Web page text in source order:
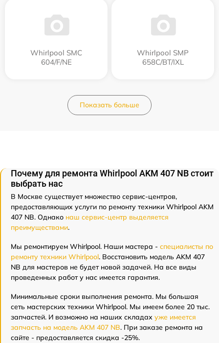
Whirlpool SMC
604/F/NE
Whirlpool SMP
658C/BT/IXL
Показать больше
Почему для ремонта Whirlpool AKM 407 NB стоит
выбрать нас
В Москве существует множество сервис-центров,
предоставляющих услуги по ремонту техники Whirlpool AKM
407 NB. Однако наш сервис-центр выделяется
преимуществами.
Мы ремонтируем Whirlpool. Наши мастера - специалисты по
ремонту техники Whirlpool. Восстановить модель AKM 407
NB для мастеров не будет новой задачей. На все виды
проведенных работ у нас имеется гарантия.
Минимальные сроки выполнения ремонта. Мы большая
сеть мастерских техники Whirlpool. Мы имеем более 20 тыс.
запчастей. И возможно на наших складах уже имеется
запчасть на модель AKM 407 NB. При заказе ремонта на
сайте - предоставляется скидка -25%.